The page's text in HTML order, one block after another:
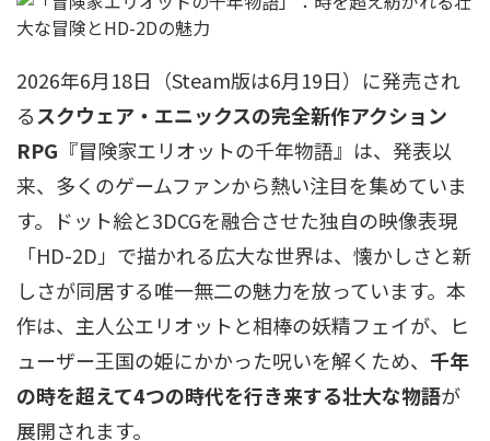
2026年6月18日（Steam版は6月19日）に発売され
るスクウェア・エニックスの完全新作アクション
RPG 『冒険家エリオットの千年物語』は、発表以
来、多くのゲームファンから熱い注目を集めていま
す。ドット絵と3DCGを融合させた独自の映像表現
「HD-2D」で描かれる広大な世界は、懐かしさと新
しさが同居する唯一無二の魅力を放っています。本
作は、主人公エリオットと相棒の妖精フェイが、ヒ
ューザー王国の姫にかかった呪いを解くため、 千年
の時を超えて4つの時代を行き来する壮大な物語が
展開されます。